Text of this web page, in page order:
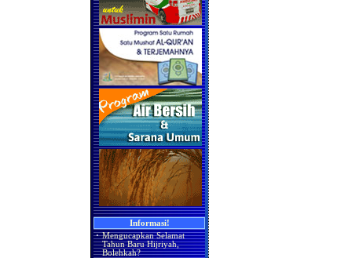
Informasi!
· Mengucapkan Selamat
Tahun Baru Hijriyah,
Bolehkah?